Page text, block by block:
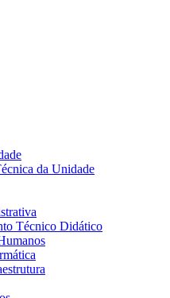
da Unidade
Técnico Didático